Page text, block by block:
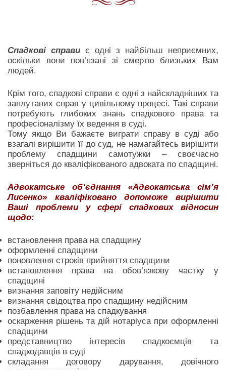
Спадкові справи є одні з найбільш неприємних,
оскільки вони пов’язані зі смертю близьких Вам
людей.
Крім того, спадкові справи є одні з найскладніших та
заплутаних справ у цивільному процесі. Такі справи
потребують глибоких знань спадкового права та
професіоналізму їх ведення в суді.
Тому якщо Ви бажаєте виграти справу в суді або
взагалі вирішити її до суд, не намагайтесь вирішити
проблему спадщини самотужки – своєчасно
зверніться до кваліфікованого адвоката по спадщині.
Адвокатське об’єднання «Адвокатська сім’я
Лисенко» кваліфіковано допоможе вирішити
Ваші проблеми у сфері спадкових відносин
щодо:
встановлення права на спадщину
оформленні спадщини
поновлення строків прийняття спадщини
встановлення права на обов’язкову частку у
спадщині
визнання заповіту недійсним
визнання свідоцтва про спадщину недійсним
позбавлення права на спадкування
оскарження рішень та дій нотаріуса при оформленні
спадщини
представництво інтересів спадкоємців та
спадкодавців в суді
складання договору дарування, довічного